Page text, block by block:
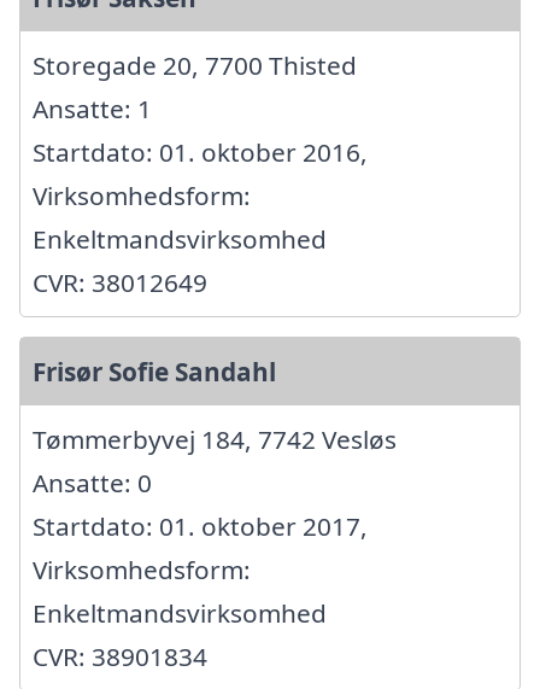
Storegade 20, 7700 Thisted
Ansatte: 1
Startdato: 01. oktober 2016,
Virksomhedsform:
Enkeltmandsvirksomhed
CVR: 38012649
Frisør Sofie Sandahl
Tømmerbyvej 184, 7742 Vesløs
Ansatte: 0
Startdato: 01. oktober 2017,
Virksomhedsform:
Enkeltmandsvirksomhed
CVR: 38901834